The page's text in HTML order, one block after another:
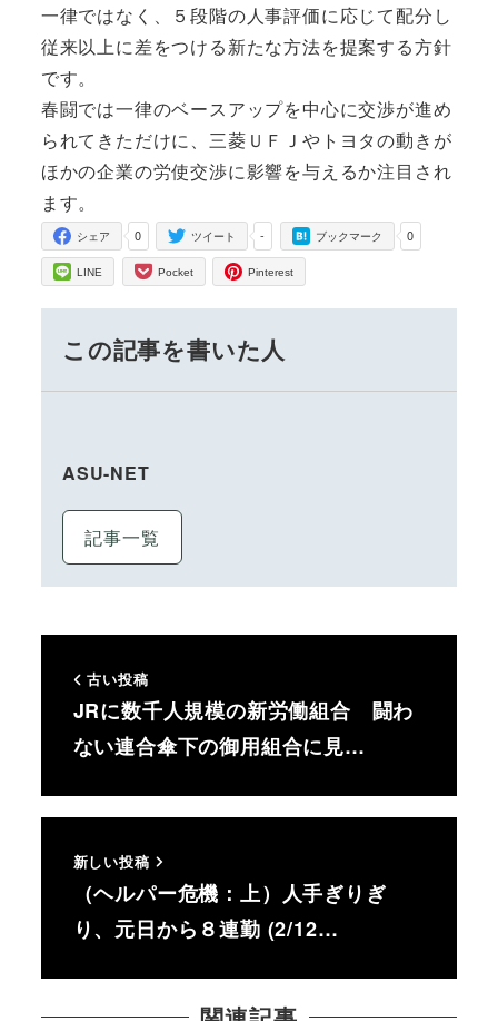
一律ではなく、５段階の人事評価に応じて配分し
従来以上に差をつける新たな方法を提案する方針
です。
春闘では一律のベースアップを中心に交渉が進め
られてきただけに、三菱ＵＦＪやトヨタの動きが
ほかの企業の労使交渉に影響を与えるか注目され
ます。
0
シェア -
ツイート 0
ブックマーク
LINE Pocket Pinterest
この記事を書いた人
ASU-NET
記事一覧
古い投稿
JRに数千人規模の新労働組合 闘わ
ない連合傘下の御用組合に見…
新しい投稿
（ヘルパー危機：上）人手ぎりぎ
り、元日から８連勤 (2/12…